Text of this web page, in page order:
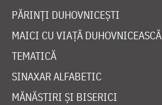
PĂRINȚI DUHOVNICEȘTI
MAICI CU VIAȚĂ DUHOVNICEASCĂ
TEMATICĂ
SINAXAR ALFABETIC
MĂNĂSTIRI ȘI BISERICI